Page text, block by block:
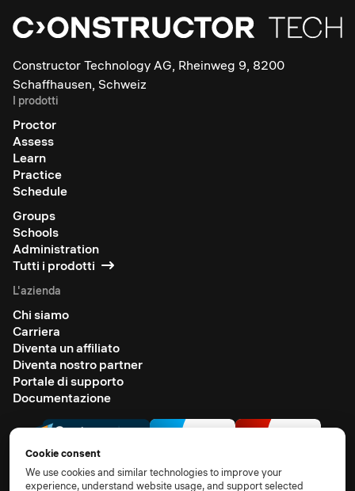
Constructor Technology AG, Rheinweg 9, 8200
Schaffhausen, Schweiz
I prodotti
Proctor
Assess
Learn
Practice
Schedule
Groups
Schools
Administration
Tutti i prodotti
L'azienda
Chi siamo
Carriera
Diventa un affiliato
Diventa nostro partner
Portale di supporto
Documentazione
Cookie consent
We use cookies and similar technologies to improve your
experience, understand website usage, and support selected